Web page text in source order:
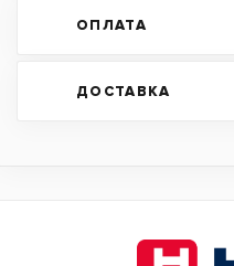
ОПЛАТА
ДОСТАВКА